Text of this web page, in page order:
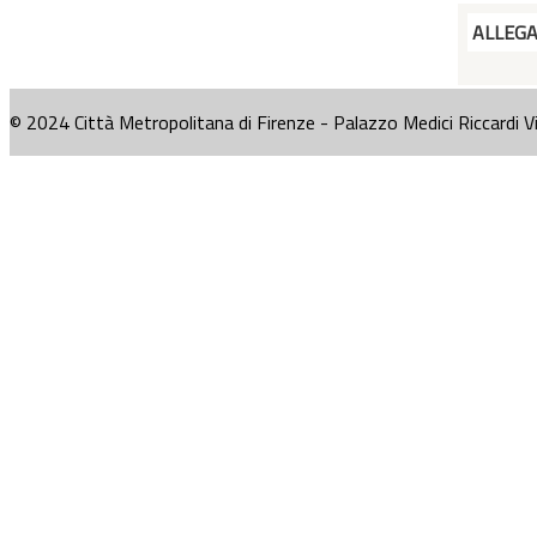
© 2024 Città Metropolitana di Firenze - Palazzo Medici Riccardi